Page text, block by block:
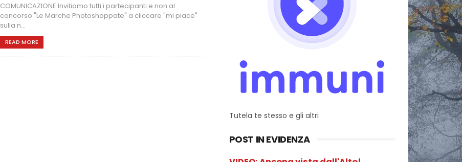
COMUNICAZIONE Invitiamo tutti i partecipanti e non al
concorso "Le Marche Photoshoppate" a cliccare "mi piace"
sulla n...
READ MORE
Tutela te stesso e gli altri
POST IN EVIDENZA